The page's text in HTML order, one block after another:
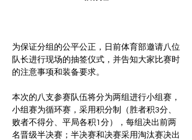
为保证分组的公平公正，日前体育部邀请八位
队长进行现场的抽签仪式，并告知大家比赛时
本次的八支参赛队伍将分为两组进行小组赛，
小组赛为循环赛，采用积分制（胜者积3分、
败者不得分、平局各积1分），每组决出前两
名晋级半决赛；半决赛和决赛采用淘汰赛决出